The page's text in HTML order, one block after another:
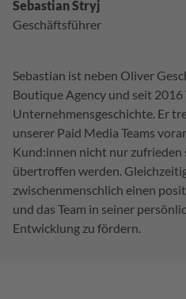
Sebastian Stryj
Geschäftsführer
Sebastian ist neben Oliver
Boutique Agency und seit 2016
Unternehmensgeschichte. Er
unserer Paid Media Teams
Kund:innen nicht nur zufrieden
übertroffen werden.
zwischenmenschlich einen
und das Team in seiner
Entwicklung zu fördern.